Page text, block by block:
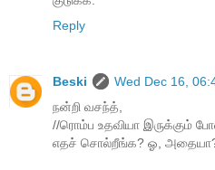
Reply
Beski
Wed Dec 16,
நன்றி வசந்த்,
//ரொம்ப உதவியா இருக்கும்
எதச் சொல்றீங்க? ஓ, அதையா?